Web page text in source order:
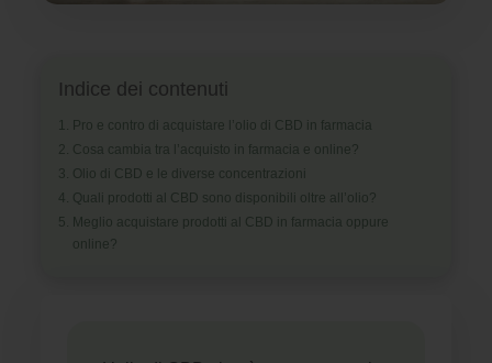
Indice dei contenuti
Pro e contro di acquistare l’olio di CBD in farmacia
Cosa cambia tra l’acquisto in farmacia e online?
Olio di CBD e le diverse concentrazioni
Quali prodotti al CBD sono disponibili oltre all’olio?
Meglio acquistare prodotti al CBD in farmacia oppure
online?